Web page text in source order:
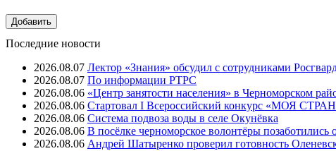
Последние новости
2026.08.07 Лектор «Знания» обсудил с сотрудниками
2026.08.07 ⁠По информации РТРС
2026.08.06 «Центр занятости населения» в Черноморском
2026.08.06 Стартовал I Всероссийский конкурс «МОЯ
2026.08.06 Система подвоза воды в селе Окунёвка
2026.08.06 В посёлке черноморское волонтёры позаботились
2026.08.06 Андрей Шатыренко проверил готовность